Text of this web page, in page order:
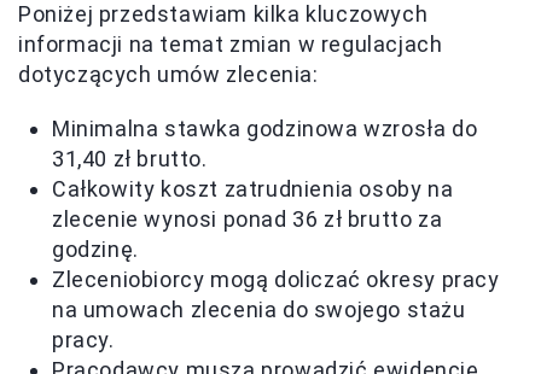
Poniżej przedstawiam kilka kluczowych
informacji na temat zmian w regulacjach
dotyczących umów zlecenia:
Minimalna stawka godzinowa wzrosła do
31,40 zł brutto.
Całkowity koszt zatrudnienia osoby na
zlecenie wynosi ponad 36 zł brutto za
godzinę.
Zleceniobiorcy mogą doliczać okresy pracy
na umowach zlecenia do swojego stażu
pracy.